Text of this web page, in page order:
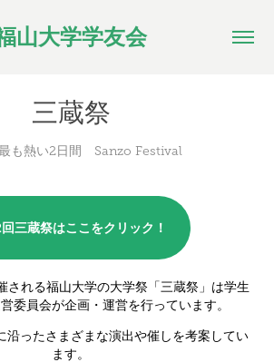
山大学学友会
三蔵祭
も熱い2日間 Sanzo Festival
三蔵祭はここをクリック！
される福山大学の大学祭「三蔵祭」は学生
委員会が企画・運営を行っています。
沿ったさまざまな演出や催しを考案してい
ます。